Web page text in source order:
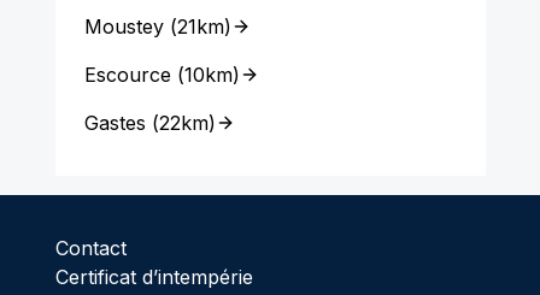
Moustey(21km)
Escource(10km)
Gastes (22km)
Contact
Certificat d’intempérie